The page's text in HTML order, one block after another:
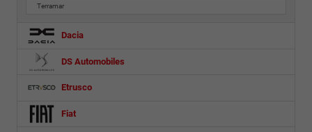
Terramar
Dacia
DS Automobiles
Etrusco
Fiat